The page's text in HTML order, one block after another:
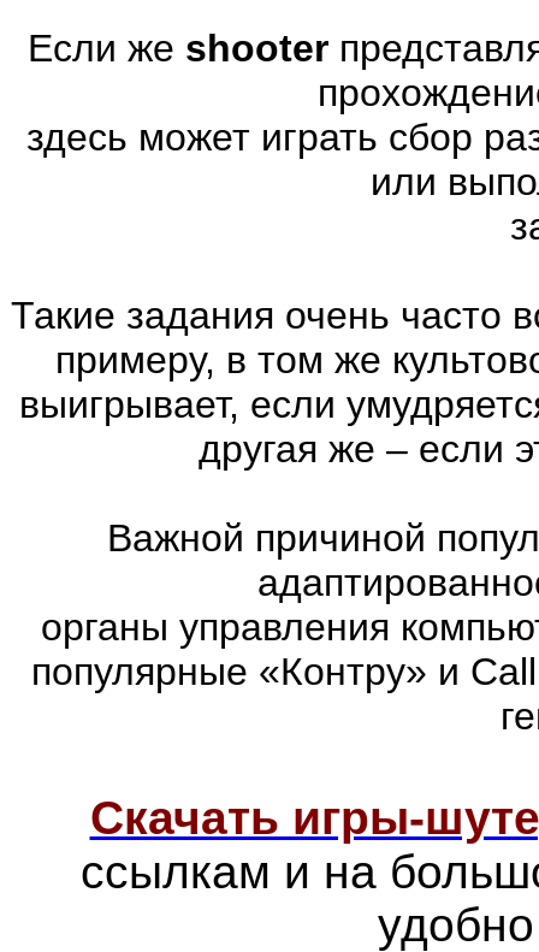
Если же shooter
здесь может играть сбор
или
Такие задания очень часто
примеру, в том же
выигрывает, если
другая же – если
Важной причиной
органы управления
популярные «Контру» и
Скачать игры-
ссылкам и на